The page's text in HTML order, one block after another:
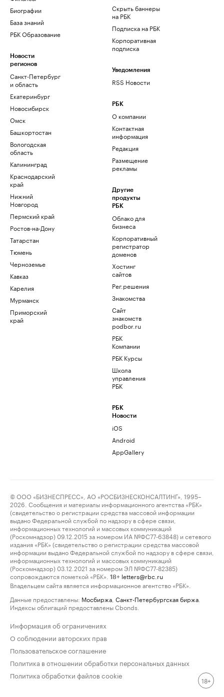
Биографии
База знаний
РБК Образование
Новости
регионов
Санкт-Петербург
и область
Екатеринбург
Новосибирск
Омск
Башкортостан
Вологодская
область
Калининград
Краснодарский
край
Нижний
Новгород
Пермский край
Ростов-на-Дону
Татарстан
Тюмень
Черноземье
Кавказ
Карелия
Мурманск
Приморский
край
Скрыть баннеры
на РБК
Подписка на РБК
Корпоративная
подписка
Уведомления
RSS Новости
РБК
О компании
Контактная
информация
Редакция
Размещение
рекламы
Другие
продукты
РБК
Облако для
бизнеса
Корпоративный
регистратор
доменов
Хостинг
сайтов
Рег.решения
Знакомства
Сайт
знакомств
podbor.ru
РБК
Компании
РБК Курсы
Школа
управления
РБК
РБК
Новости
iOS
Android
AppGallery
© ООО «БИЗНЕСПРЕСС», АО «РОСБИЗНЕСКОНСАЛТИНГ», 1995–
2026. Сообщения и материалы информационного агентства «РБК»
(свидетельство о регистрации средства массовой информации
выдано Федеральной службой по надзору в сфере связи,
информационных технологий и массовых коммуникаций
(Роскомнадзор) 09.12.2015 за номером ИА №ФС77-63848) и сетевого
издания «РБК» (свидетельство о регистрации средства массовой
информации выдано Федеральной службой по надзору в сфере связи,
информационных технологий и массовых коммуникаций
(Роскомнадзор) 03.12.2021 за номером ЭЛ №ФС77-82385)
сопровождаются пометкой «РБК».
18+ letters@rbc.ru
Владельцем сайта является информационное агентство «РБК».
Данные предоставлены: Мосбиржа Санкт-Петербургская биржа
Индексы облигаций предоставлены Cbonds.
Информация об ограничениях
О соблюдении авторских прав
Пользовательское соглашение
Политика в отношении обработки персональных данных
Политика обработки файлов cookie
18+